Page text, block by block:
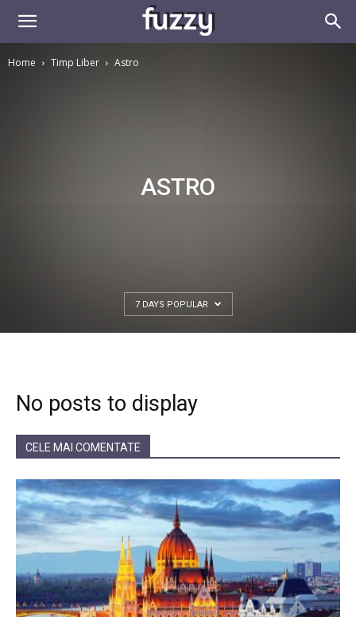
Home Timp Liber Astro
ASTRO
7 DAYS POPULAR
No posts to display
CELE MAI COMENTATE